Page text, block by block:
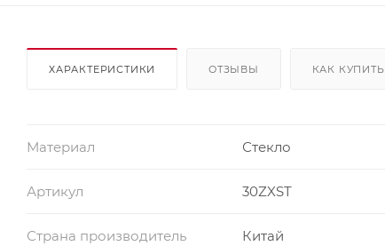
ХАРАКТЕРИСТИКИ ОТЗЫВЫ КАК КУПИТЬ
Материал Стекло
Артикул 30ZXST
Страна производитель Китай